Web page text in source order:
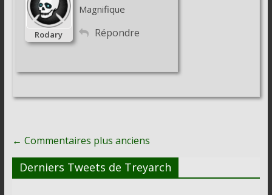
Rodary
Magnifique
Répondre
Navigation
de
commentaire
← Commentaires plus anciens
Derniers Tweets de Treyarch